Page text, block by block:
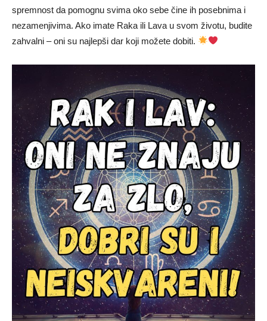
spremnost da pomognu svima oko sebe čine ih posebnima i
nezamenjivima. Ako imate Raka ili Lava u svom životu, budite
zahvalni – oni su najlepši dar koji možete dobiti.